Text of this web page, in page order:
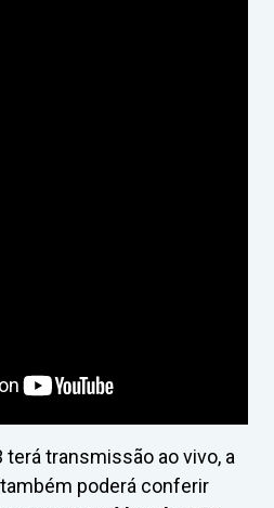
terá transmissão ao vivo, a
poderá conferir